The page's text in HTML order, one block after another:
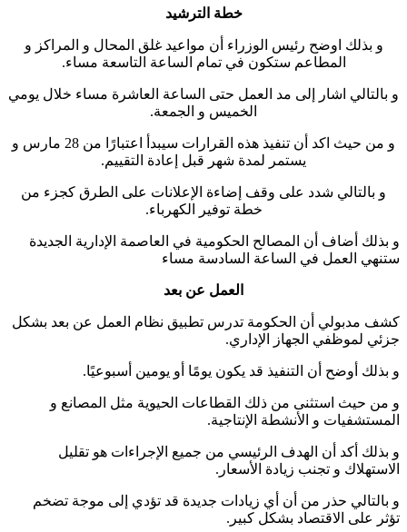
خطة الترشيد
و بذلك اوضح رئيس الوزراء أن مواعيد غلق المحال و المراكز و
المطاعم ستكون في تمام الساعة التاسعة مساء.
و بالتالي اشار إلى مد العمل حتى الساعة العاشرة مساء خلال يومي
الخميس و الجمعة.
و من حيث اكد أن تنفيذ هذه القرارات سيبدأ اعتبارًا من 28 مارس و
يستمر لمدة شهر قبل إعادة التقييم.
و بالتالي شدد على وقف إضاءة الإعلانات على الطرق كجزء من
خطة توفير الكهرباء.
و بذلك أضاف أن المصالح الحكومية في العاصمة الإدارية الجديدة
ستنهي العمل في الساعة السادسة مساء
العمل عن بعد
كشف مدبولي أن الحكومة تدرس تطبيق نظام العمل عن بعد بشكل
جزئي لموظفي الجهاز الإداري.
و بذلك أوضح أن التنفيذ قد يكون يومًا أو يومين أسبوعيًا.
و من حيث استثنى من ذلك القطاعات الحيوية مثل المصانع و
المستشفيات و الأنشطة الإنتاجية.
و بذلك أكد أن الهدف الرئيسي من جميع الإجراءات هو تقليل
الاستهلاك و تجنب زيادة الأسعار.
و بالتالي حذر من أن أي زيادات جديدة قد تؤدي إلى موجة تضخم
تؤثر على الاقتصاد بشكل كبير.